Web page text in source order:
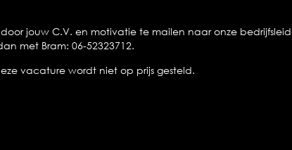
jouw C.V. en motivatie te mailen naar onze
met Bram: 06-52323712.
vacature wordt niet op prijs gesteld.